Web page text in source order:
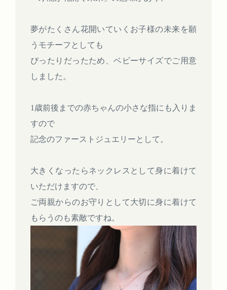
夢がたくさん花開いていくお子様の未来を願
うモチーフとしても
ぴったりだったため、ベビーサイズでご用意
しました。
1歳前後までの赤ちゃんの小さな指にも入りま
すので
記念のファーストジュエリーとして。
大きくなったらネックレスとして身に着けて
いただけますので、
ご両親からのお守りとして大切に身に着けて
もらうのも素敵ですね。